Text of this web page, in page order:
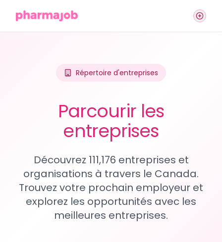
Répertoire d'entreprises
Parcourir les
entreprises
Découvrez 111,176 entreprises et
organisations à travers le Canada.
Trouvez votre prochain employeur et
explorez les opportunités avec les
meilleures entreprises.